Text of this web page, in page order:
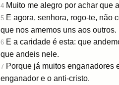
4 Muito me alegro por achar que
5 E agora, senhora, rogo-te, não
que nos amemos uns aos outros.
6 E a caridade é esta: que
que andeis nele.
7 Porque já muitos enganadores
enganador e o anti-cristo.